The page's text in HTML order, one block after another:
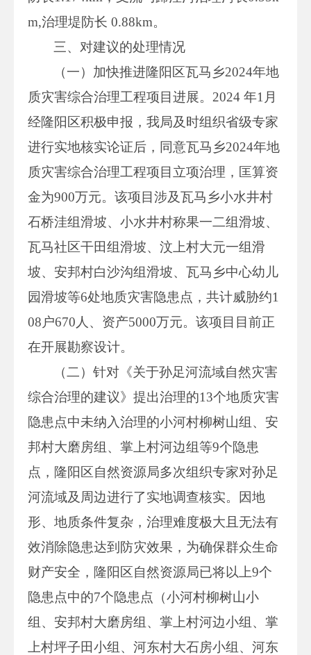
m,治理堤防长 0.88km。
三、对建议的处理情况
（一）加快推进隆阳区瓦马乡2024年地
质灾害综合治理工程项目进展。2024 年1月
经隆阳区积极申报，我局及时组织省级专家
进行实地核实论证后，同意瓦马乡2024年地
质灾害综合治理工程项目立项治理，匡算资
金为900万元。该项目涉及瓦马乡小水井村
石桥洼组滑坡、小水井村称果一二组滑坡、
瓦马社区干田组滑坡、汶上村大元一组滑
坡、安邦村白沙沟组滑坡、瓦马乡中心幼儿
园滑坡等6处地质灾害隐患点，共计威胁约1
08户670人、资产5000万元。该项目目前正
在开展勘察设计。
（二）针对《关于孙足河流域自然灾害
综合治理的建议》提出治理的13个地质灾害
隐患点中未纳入治理的小河村柳树山组、安
邦村大磨房组、掌上村河边组等9个隐患
点，隆阳区自然资源局多次组织专家对孙足
河流域及周边进行了实地调查核实。因地
形、地质条件复杂，治理难度极大且无法有
效消除隐患达到防灾效果，为确保群众生命
财产安全，隆阳区自然资源局已将以上9个
隐患点中的7个隐患点（小河村柳树山小
组、安邦村大磨房组、掌上村河边小组、掌
上村坪子田小组、河东村大石房小组、河东